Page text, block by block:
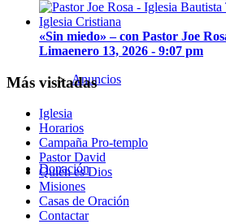
Anuncios
Donación
«Sin miedo» – con Pastor Joe
Limaenero 13, 2026 - 9:07 pm
Más visitadas
Iglesia
Horarios
Campaña Pro-templo
Pastor David
Quién es Dios
Misiones
Casas de Oración
Contactar